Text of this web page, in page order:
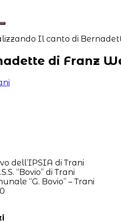
di Franz
dell’IPSIA di Trani
“Bovio” di Trani
“G. Bovio” – Trani